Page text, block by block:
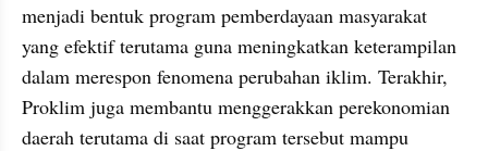
menjadi bentuk program pemberdayaan masyarakat
yang efektif terutama guna meningkatkan keterampilan
dalam merespon fenomena perubahan iklim. Terakhir,
Proklim juga membantu menggerakkan perekonomian
daerah terutama di saat program tersebut mampu